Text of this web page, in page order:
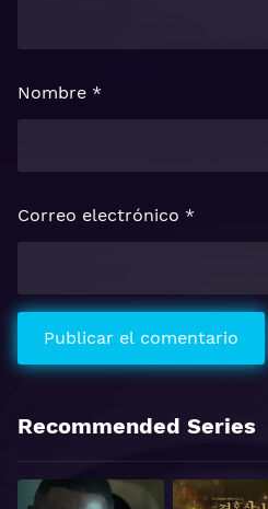
Nombre *
Correo electrónico *
Recommended Series